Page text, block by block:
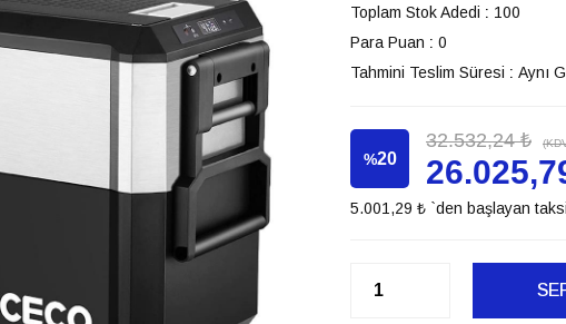
Toplam Stok Adedi : 100
Para Puan : 0
Tahmini Teslim Süresi : Aynı
%20
İndirim
32.532,24 ₺
5.001,29 ₺ `den başlayan